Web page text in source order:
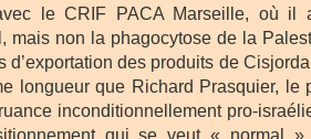
le CRIF PACA Marseille, où il
mais non la phagocytose de la
d’exportation des produits de
longueur que Richard Prasquier, le
inconditionnellement pro-
qui se veut « normal »